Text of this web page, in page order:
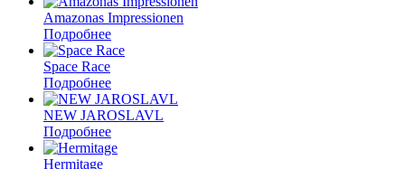
Amazonas Impressionen
Подробнее
Space Race
Подробнее
NEW JAROSLAVL
Подробнее
Hermitage